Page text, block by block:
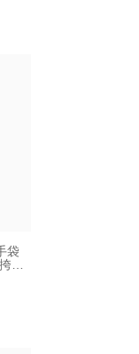
袋
包/